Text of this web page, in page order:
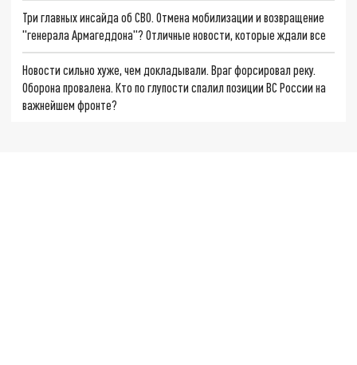
Три главных инсайда об СВО. Отмена мобилизации и возвращение
"генерала Армагеддона"? Отличные новости, которые ждали все
Новости сильно хуже, чем докладывали. Враг форсировал реку.
Оборона провалена. Кто по глупости спалил позиции ВС России на
важнейшем фронте?